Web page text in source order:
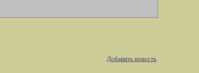
Добавить новость